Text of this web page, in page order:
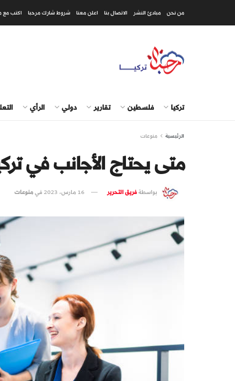
من نحن مبادئ النشر الاتصال بنا اعلن معنا شروط شارك مرحبا اكتب مع
تركيا فلسطين تقارير دولي الرأي
الرئيسية منوعات
متى يحتاج الأجانب في
بواسطةفريق التحرير 16 مارس، 2023 فيمنوعات